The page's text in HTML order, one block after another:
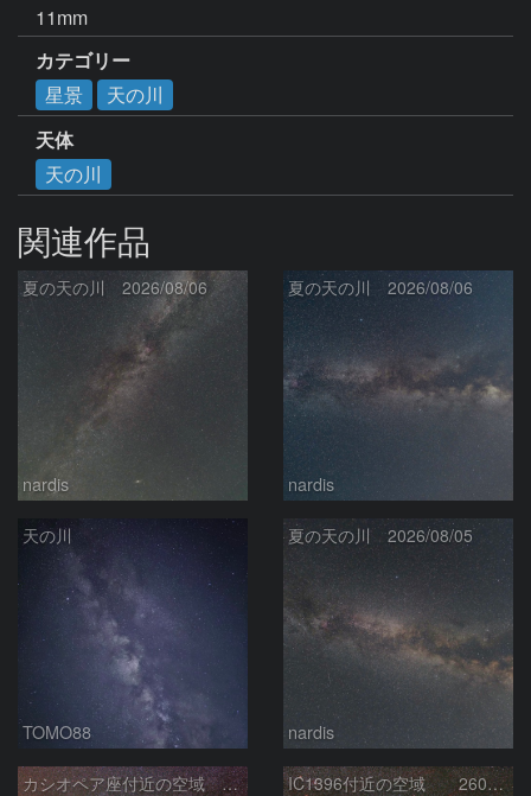
11mm
カテゴリー
星景
天の川
天体
天の川
関連作品
夏の天の川 2026/08/06
nardis
夏の天の川 2026/08/06
nardis
天の川
TOMO88
夏の天の川 2026/08/05
nardis
カシオペア座付近の空域 260720 IC1396付近の空域 260720